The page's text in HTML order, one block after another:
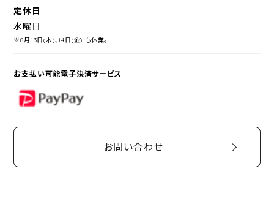
定休日
水曜日
※8月13日(木)、14日(金) も休業。
お支払い可能電子決済サービス
PayPay
お問い合わせ